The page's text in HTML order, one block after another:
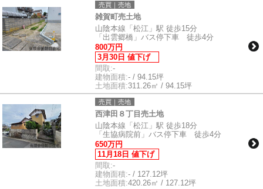
売買｜売地
雑賀町売土地
山陰本線「松江」駅 徒歩15分
「出雲郷橋」バス停下車 徒歩4分
800万円
3月30日 値下げ
間取:-
建物面積:- / 94.15坪
土地面積:311.26㎡ / 94.15坪
売買｜売地
西津田８丁目売土地
山陰本線「松江」駅 徒歩18分
「生協病院前」バス停下車 徒歩4分
650万円
11月18日 値下げ
間取:-
建物面積:- / 127.12坪
土地面積:420.26㎡ / 127.12坪